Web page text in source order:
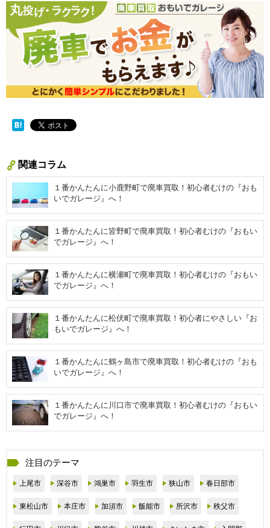
関連コラム
１番かんたんに小鹿野町で廃車買取！初心者むけの『おも
いでガレージ』へ！
１番かんたんに皆野町で廃車買取！初心者むけの『おもい
でガレージ』へ！
１番かんたんに横瀬町で廃車買取！初心者むけの『おもい
でガレージ』へ！
１番かんたんに松伏町で廃車買取！初心者にやさしい『お
もいでガレージ』へ！
１番かんたんに鶴ヶ島市で廃車買取！初心者むけの『おも
いでガレージ』へ！
１番かんたんに川口市で廃車買取！初心者むけの『おもい
でガレージ』へ！
注目のテーマ
上尾市 深谷市 鴻巣市 羽生市 狭山市 春日部市
東松山市 本庄市 加須市 飯能市 所沢市 秩父市